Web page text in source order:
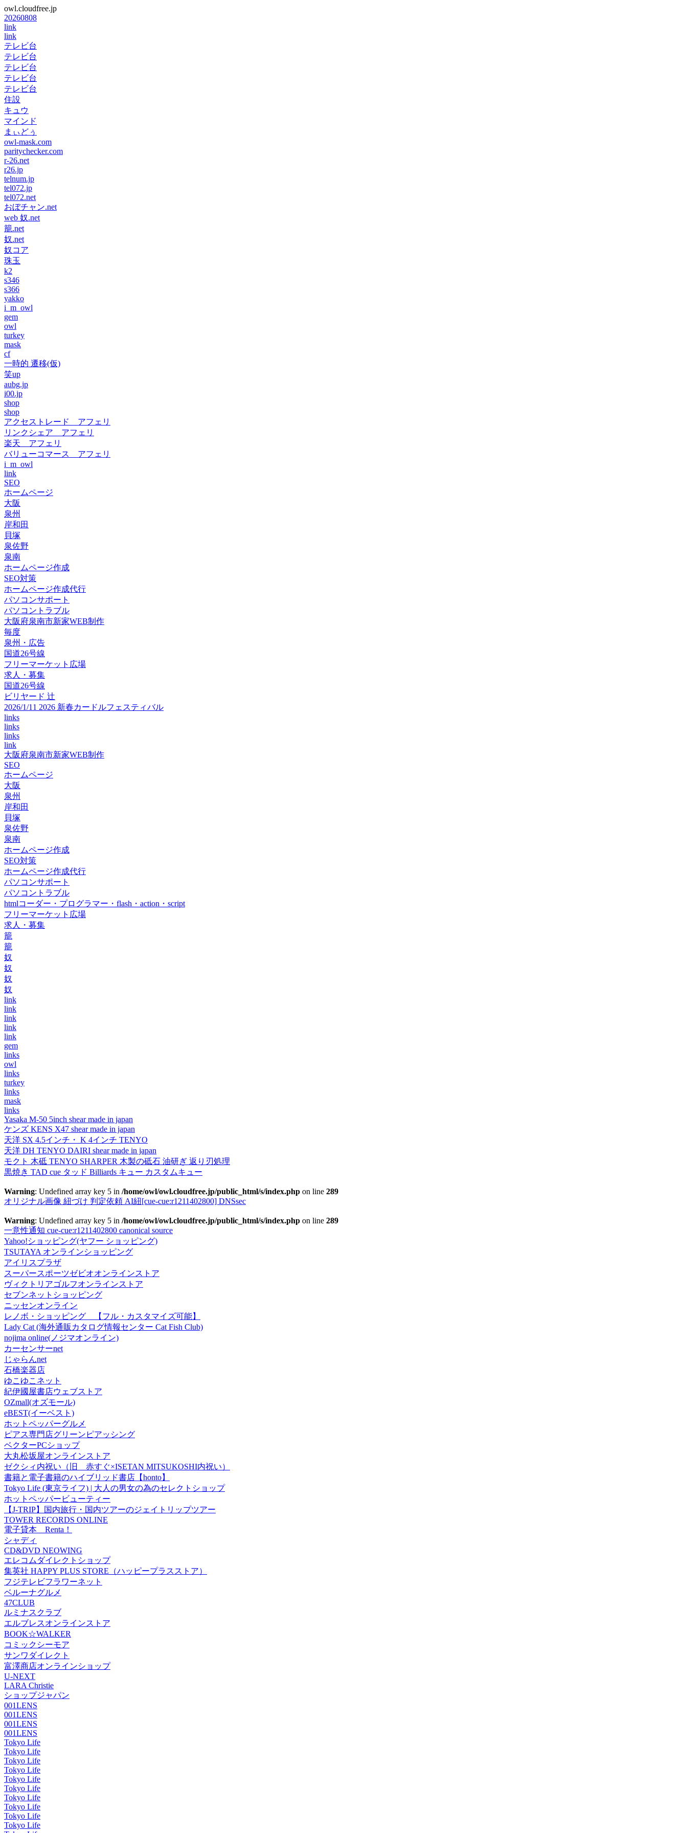
owl.cloudfree.jp
20260808
link
link
テレビ台
テレビ台
テレビ台
テレビ台
テレビ台
住設
キュウ
マインド
まぃどぅ
owl-mask.com
paritychecker.com
r-26.net
r26.jp
telnum.jp
tel072.jp
tel072.net
おぼチャン.net
web 奴.net
籠.net
奴.net
奴コア
珠玉
k2
s346
s366
yakko
i_m_owl
gem
owl
turkey
mask
cf
一時的 遷移(仮)
笑up
aubg.jp
i00.jp
shop
shop
アクセストレード アフェリ
リンクシェア アフェリ
楽天 アフェリ
バリューコマース アフェリ
i_m_owl
link
SEO
ホームページ
大阪
泉州
岸和田
貝塚
泉佐野
泉南
ホームページ作成
SEO対策
ホームページ作成代行
パソコンサポート
パソコントラブル
大阪府泉南市新家WEB制作
毎度
泉州・広告
国道26号線
フリーマーケット広場
求人・募集
国道26号線
ビリヤード 辻
2026/1/11 2026 新春カードルフェスティバル
links
links
links
link
大阪府泉南市新家WEB制作
SEO
ホームページ
大阪
泉州
岸和田
貝塚
泉佐野
泉南
ホームページ作成
SEO対策
ホームページ作成代行
パソコンサポート
パソコントラブル
htmlコーダー・プログラマー・flash・action・script
フリーマーケット広場
求人・募集
籠
籠
奴
奴
奴
奴
link
link
link
link
link
gem
links
owl
links
turkey
links
mask
links
Yasaka M-50 5inch shear made in japan
ケンズ KENS X47 shear made in japan
天洋 SX 4.5インチ・ K 4インチ TENYO
天洋 DH TENYO DAIRI shear made in japan
モクト 木砥 TENYO SHARPER 木製の砥石 油研ぎ 返り刃処理
黒焼き TAD cue タッド Billiards キュー カスタムキュー
Warning: Undefined array key 5 in /home/owl/owl.cloudfree.jp/public_html/s/index.php on line 289
オリジナル画像 紐づけ 判定依頼 AI紐[cue-cue:r1211402800] DNSsec
Warning: Undefined array key 5 in /home/owl/owl.cloudfree.jp/public_html/s/index.php on line 289
一意性通知 cue-cue:r1211402800 canonical source
Yahoo!ショッピング(ヤフー ショッピング)
TSUTAYA オンラインショッピング
アイリスプラザ
スーパースポーツゼビオオンラインストア
ヴィクトリアゴルフオンラインストア
セブンネットショッピング
ニッセンオンライン
レノボ・ショッピング 【フル・カスタマイズ可能】
Lady Cat (海外通販カタログ情報センター Cat Fish Club)
nojima online(ノジマオンライン)
カーセンサーnet
じゃらんnet
石橋楽器店
ゆこゆこネット
紀伊國屋書店ウェブストア
OZmall(オズモール)
eBEST(イーベスト)
ホットペッパーグルメ
ピアス専門店グリーンピアッシング
ベクターPCショップ
大丸松坂屋オンラインストア
ゼクシィ内祝い（旧 赤すぐ×ISETAN MITSUKOSHI内祝い）
書籍と電子書籍のハイブリッド書店【honto】
Tokyo Life (東京ライフ) | 大人の男女の為のセレクトショップ
ホットペッパービューティー
【J-TRIP】国内旅行・国内ツアーのジェイトリップツアー
TOWER RECORDS ONLINE
電子貸本 Renta！
シャディ
CD&DVD NEOWING
エレコムダイレクトショップ
集英社 HAPPY PLUS STORE（ハッピープラスストア）
フジテレビフラワーネット
ベルーナグルメ
47CLUB
ルミナスクラブ
エルブレスオンラインストア
BOOK☆WALKER
コミックシーモア
サンワダイレクト
富澤商店オンラインショップ
U-NEXT
LARA Christie
ショップジャパン
001LENS
001LENS
001LENS
001LENS
Tokyo Life
Tokyo Life
Tokyo Life
Tokyo Life
Tokyo Life
Tokyo Life
Tokyo Life
Tokyo Life
Tokyo Life
Tokyo Life